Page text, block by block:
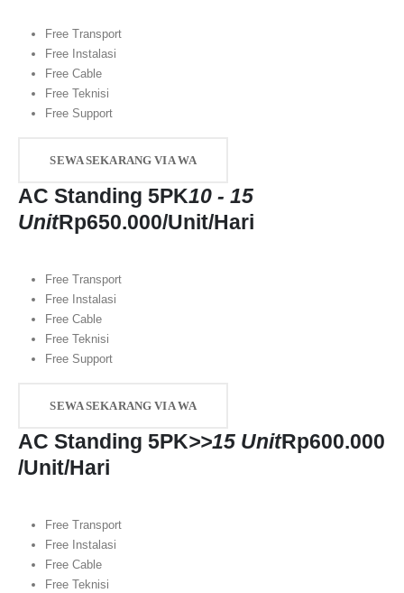
Free Transport
Free Instalasi
Free Cable
Free Teknisi
Free Support
SEWA SEKARANG VIA WA
AC Standing 5PK10 - 15
UnitRp650.000/Unit/Hari
Free Transport
Free Instalasi
Free Cable
Free Teknisi
Free Support
SEWA SEKARANG VIA WA
AC Standing 5PK>>15 UnitRp600.000
/Unit/Hari
Free Transport
Free Instalasi
Free Cable
Free Teknisi